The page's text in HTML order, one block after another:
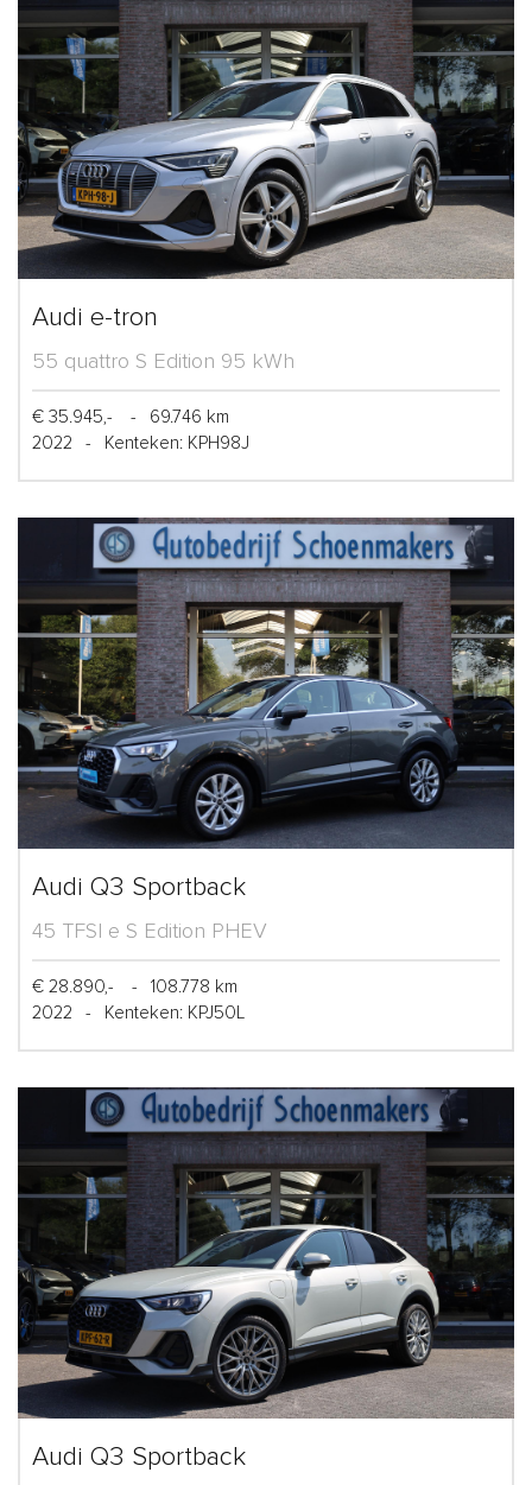
Audi e-tron
55 quattro S Edition 95 kWh
€ 35.945,- -
69.746 km
2022
- Kenteken: KPH98J
Audi Q3 Sportback
45 TFSI e S Edition PHEV
€ 28.890,- -
108.778 km
2022
- Kenteken: KPJ50L
Audi Q3 Sportback